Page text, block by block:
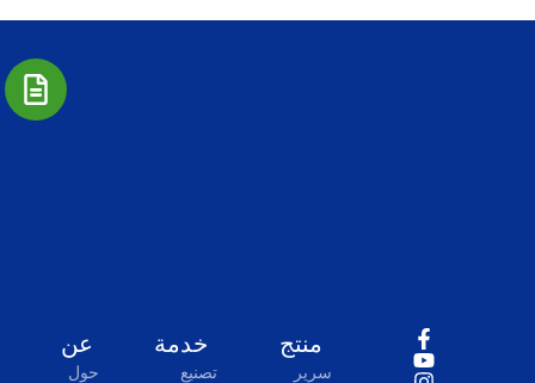
منتج
سرير
خدمة
تصنيع
عن
حول